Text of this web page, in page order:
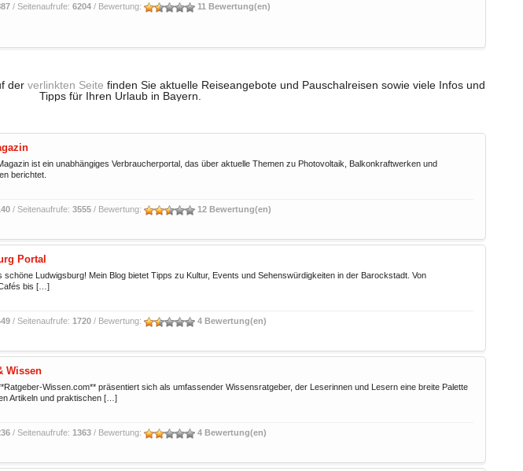
/ Seitenaufrufe: 6204/ Bewertung: 11 Bewertung(en)
der verlinkten Seite finden Sie aktuelle Reiseangebote und Pauschalreisen sowie viele Infos und
Tipps für Ihren Urlaub in Bayern.
ist ein unabhängiges Verbraucherportal, das über aktuelle Themen zu Photovoltaik, Balkonkraftwerken und
berichtet.
/ Seitenaufrufe: 3555/ Bewertung: 12 Bewertung(en)
Portal
schöne Ludwigsburg! Mein Blog bietet Tipps zu Kultur, Events und Sehenswürdigkeiten in der Barockstadt. Von
bis […]
/ Seitenaufrufe: 1720/ Bewertung: 4 Bewertung(en)
Wissen
Wissen.com** präsentiert sich als umfassender Wissensratgeber, der Leserinnen und Lesern eine breite Palette
Artikeln und praktischen […]
/ Seitenaufrufe: 1363/ Bewertung: 4 Bewertung(en)